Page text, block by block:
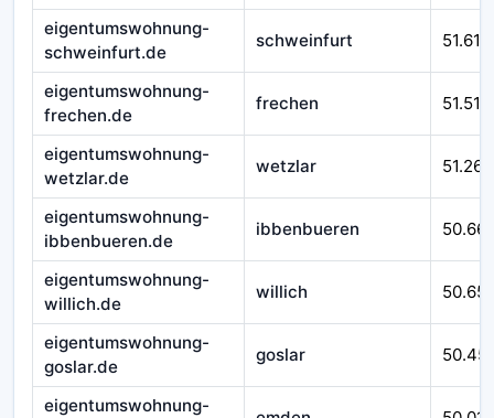
eigentumswohnung-
schweinfurt.de
schweinfurt 51.610
eigentumswohnung-
frechen.de
frechen 51.510
eigentumswohnung-
wetzlar.de
wetzlar 51.262
eigentumswohnung-
ibbenbueren.de
ibbenbueren
eigentumswohnung-
willich.de
willich
eigentumswohnung-
goslar.de
goslar
eigentumswohnung-